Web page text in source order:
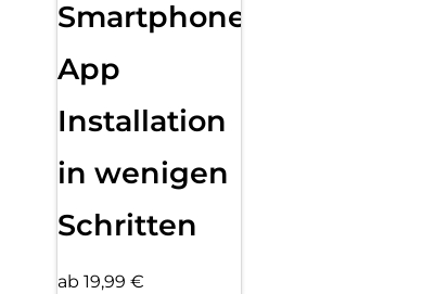
Smartphone
App
Installation
in wenigen
Schritten
ab 19,99 €